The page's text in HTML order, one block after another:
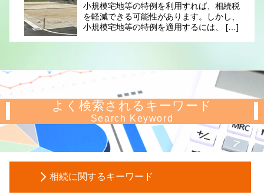
小規模宅地等の特例を利用すれば、相続税
を軽減できる可能性があります。しかし、
小規模宅地等の特例を適用するには、 […]
よく検索されるキーワード
Search Keyword
相続に関するキーワード